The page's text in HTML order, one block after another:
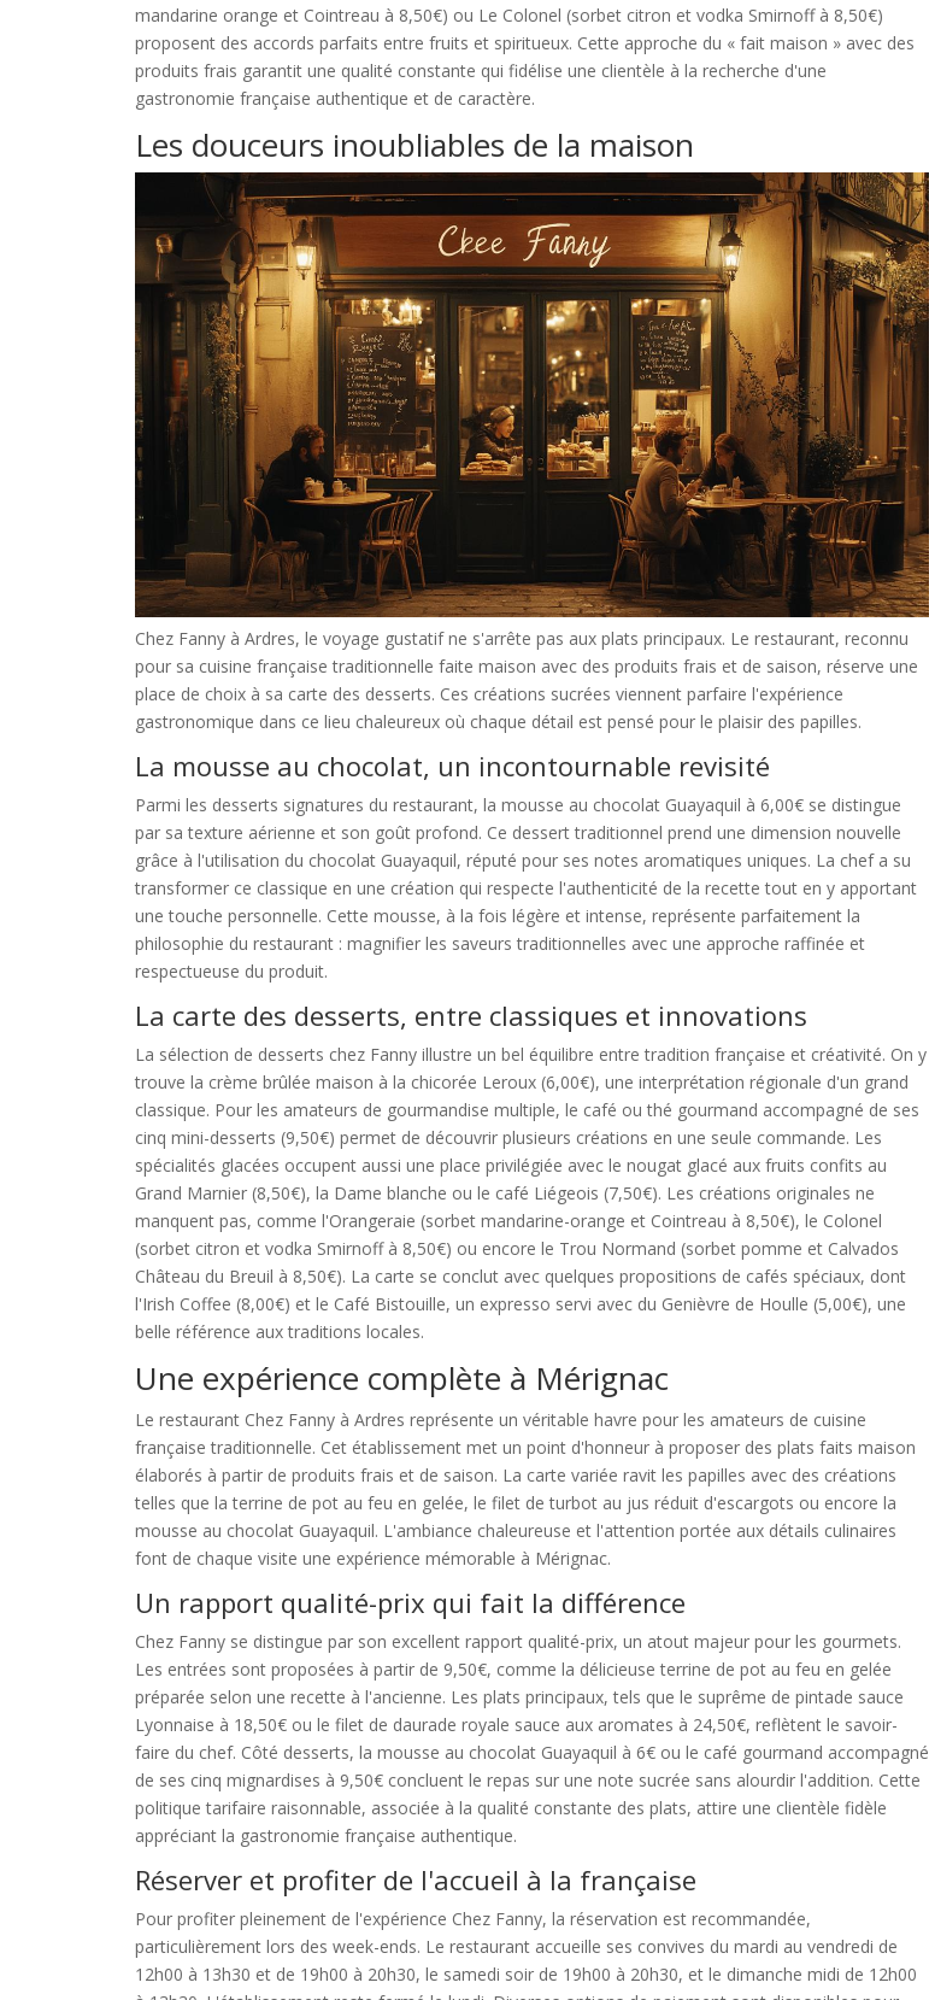
mandarine orange et Cointreau à 8,50€) ou Le Colonel (sorbet citron et vodka Smirnoff à 8,50€)
proposent des accords parfaits entre fruits et spiritueux. Cette approche du « fait maison » avec des
produits frais garantit une qualité constante qui fidélise une clientèle à la recherche d'une
gastronomie française authentique et de caractère.
Les douceurs inoubliables de la maison
Chez Fanny à Ardres, le voyage gustatif ne s'arrête pas aux plats principaux. Le restaurant, reconnu
pour sa cuisine française traditionnelle faite maison avec des produits frais et de saison, réserve une
place de choix à sa carte des desserts. Ces créations sucrées viennent parfaire l'expérience
gastronomique dans ce lieu chaleureux où chaque détail est pensé pour le plaisir des papilles.
La mousse au chocolat, un incontournable revisité
Parmi les desserts signatures du restaurant, la mousse au chocolat Guayaquil à 6,00€ se distingue
par sa texture aérienne et son goût profond. Ce dessert traditionnel prend une dimension nouvelle
grâce à l'utilisation du chocolat Guayaquil, réputé pour ses notes aromatiques uniques. La chef a su
transformer ce classique en une création qui respecte l'authenticité de la recette tout en y apportant
une touche personnelle. Cette mousse, à la fois légère et intense, représente parfaitement la
philosophie du restaurant : magnifier les saveurs traditionnelles avec une approche raffinée et
respectueuse du produit.
La carte des desserts, entre classiques et innovations
La sélection de desserts chez Fanny illustre un bel équilibre entre tradition française et créativité. On y
trouve la crème brûlée maison à la chicorée Leroux (6,00€), une interprétation régionale d'un grand
classique. Pour les amateurs de gourmandise multiple, le café ou thé gourmand accompagné de ses
cinq mini-desserts (9,50€) permet de découvrir plusieurs créations en une seule commande. Les
spécialités glacées occupent aussi une place privilégiée avec le nougat glacé aux fruits confits au
Grand Marnier (8,50€), la Dame blanche ou le café Liégeois (7,50€). Les créations originales ne
manquent pas, comme l'Orangeraie (sorbet mandarine-orange et Cointreau à 8,50€), le Colonel
(sorbet citron et vodka Smirnoff à 8,50€) ou encore le Trou Normand (sorbet pomme et Calvados
Château du Breuil à 8,50€). La carte se conclut avec quelques propositions de cafés spéciaux, dont
l'Irish Coffee (8,00€) et le Café Bistouille, un expresso servi avec du Genièvre de Houlle (5,00€), une
belle référence aux traditions locales.
Une expérience complète à Mérignac
Le restaurant Chez Fanny à Ardres représente un véritable havre pour les amateurs de cuisine
française traditionnelle. Cet établissement met un point d'honneur à proposer des plats faits maison
élaborés à partir de produits frais et de saison. La carte variée ravit les papilles avec des créations
telles que la terrine de pot au feu en gelée, le filet de turbot au jus réduit d'escargots ou encore la
mousse au chocolat Guayaquil. L'ambiance chaleureuse et l'attention portée aux détails culinaires
font de chaque visite une expérience mémorable à Mérignac.
Un rapport qualité-prix qui fait la différence
Chez Fanny se distingue par son excellent rapport qualité-prix, un atout majeur pour les gourmets.
Les entrées sont proposées à partir de 9,50€, comme la délicieuse terrine de pot au feu en gelée
préparée selon une recette à l'ancienne. Les plats principaux, tels que le suprême de pintade sauce
Lyonnaise à 18,50€ ou le filet de daurade royale sauce aux aromates à 24,50€, reflètent le savoir-
faire du chef. Côté desserts, la mousse au chocolat Guayaquil à 6€ ou le café gourmand accompagné
de ses cinq mignardises à 9,50€ concluent le repas sur une note sucrée sans alourdir l'addition. Cette
politique tarifaire raisonnable, associée à la qualité constante des plats, attire une clientèle fidèle
appréciant la gastronomie française authentique.
Réserver et profiter de l'accueil à la française
Pour profiter pleinement de l'expérience Chez Fanny, la réservation est recommandée,
particulièrement lors des week-ends. Le restaurant accueille ses convives du mardi au vendredi de
12h00 à 13h30 et de 19h00 à 20h30, le samedi soir de 19h00 à 20h30, et le dimanche midi de 12h00